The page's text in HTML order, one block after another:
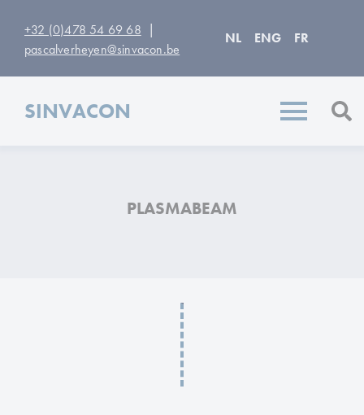
NL ENG FR
+32 (0)478 54 69 68 |
pascalverheyen@sinvacon.be
SINVACON
PLASMABEAM